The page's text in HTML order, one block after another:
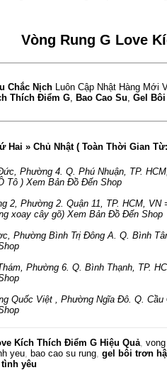
Vòng Rung G Love
Chắc Nịch Luôn Cập Nhật Hàng Mới
Thích Điểm G Bao Cao Su Gel
Hai » Chủ Nhật ( Toàn Thời Gian
Phường 4. Q. Phú Nhuận TP. HCM
Tô ) Xem Bản Đồ Đến Shop
2 Phường 2. Quận 11 TP. HCM VN
xoay cây gõ) Xem Bản Đồ Đến Shop
Phường Bình Trị Đông A. Q. Bình
Phường 6. Q. Bình Thạnh TP.
Quốc Việt
Phường Ngĩa Đô. Q. Cầu
Kích Thích Điểm G Hiệu Quả
yeu bao cao su rung gel bôi trơn
yêu